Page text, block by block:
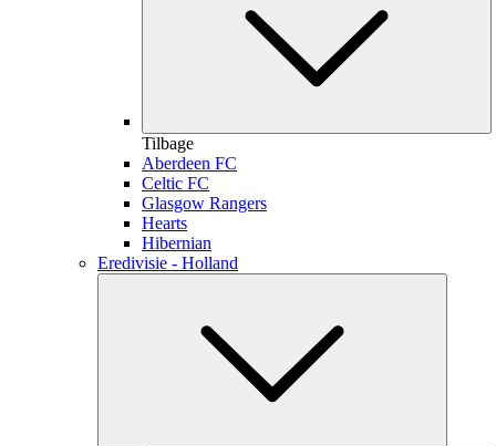
Tilbage
Aberdeen FC
Celtic FC
Glasgow Rangers
Hearts
Hibernian
Eredivisie - Holland